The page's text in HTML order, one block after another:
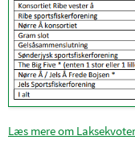
Læs mere om